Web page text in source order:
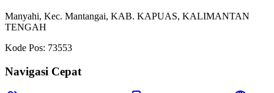
Manyahi, Kec. Mantangai, KAB. KAPUAS, KALIMANTAN
TENGAH
Kode Pos: 73553
Navigasi Cepat